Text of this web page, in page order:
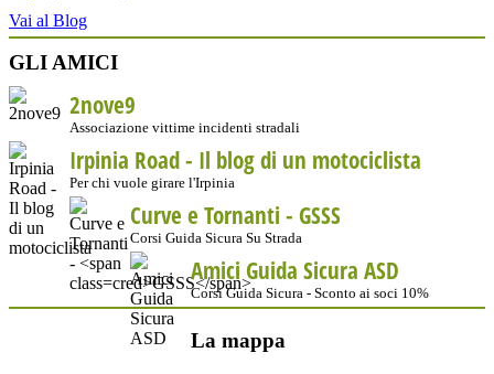
Vai al Blog
GLI AMICI
2nove9
Associazione vittime incidenti stradali
Irpinia Road - Il blog di un motociclista
Per chi vuole girare l'Irpinia
Curve e Tornanti - GSSS
Corsi Guida Sicura Su Strada
Amici Guida Sicura ASD
Corsi Guida Sicura - Sconto ai soci 10%
La mappa